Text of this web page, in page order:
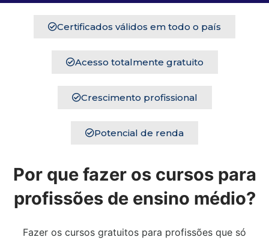
Certificados válidos em todo o país
Acesso totalmente gratuito
Crescimento profissional
Potencial de renda
Por que fazer os cursos para
profissões de ensino médio?
Fazer os cursos gratuitos para profissões que só